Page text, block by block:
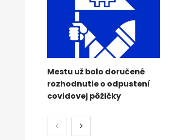
Mestu už bolo doručené
rozhodnutie o odpustení
covidovej pôžičky